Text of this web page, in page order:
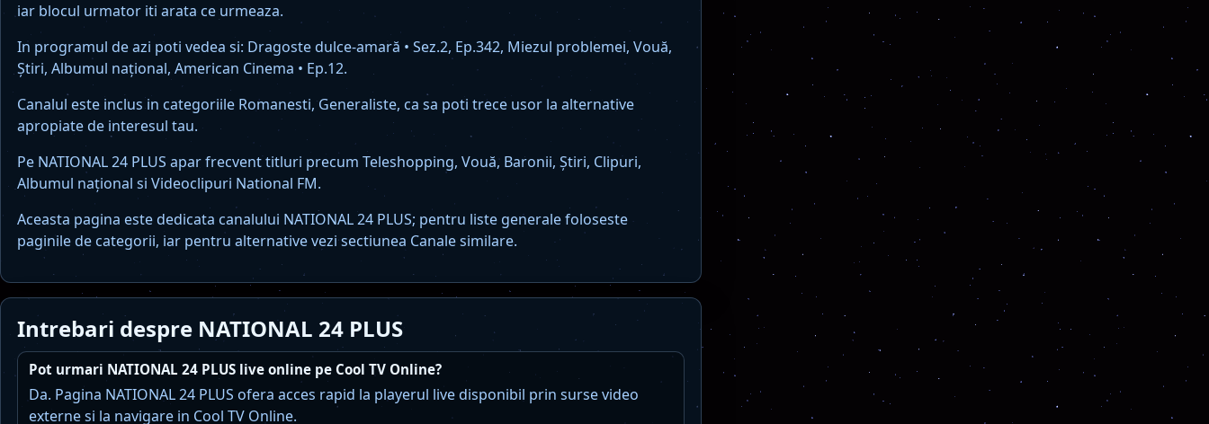
iar blocul urmator iti arata ce urmeaza.
In programul de azi poti vedea si: Dragoste dulce-amară • Sez.2, Ep.342, Miezul problemei, Vouă,
Știri, Albumul naţional, American Cinema • Ep.12.
Canalul este inclus in categoriile Romanesti, Generaliste, ca sa poti trece usor la alternative
apropiate de interesul tau.
Pe NATIONAL 24 PLUS apar frecvent titluri precum Teleshopping, Vouă, Baronii, Știri, Clipuri,
Albumul naţional si Videoclipuri National FM.
Aceasta pagina este dedicata canalului NATIONAL 24 PLUS; pentru liste generale foloseste
paginile de categorii, iar pentru alternative vezi sectiunea Canale similare.
Intrebari despre NATIONAL 24 PLUS
Pot urmari NATIONAL 24 PLUS live online pe Cool TV Online?
Da. Pagina NATIONAL 24 PLUS ofera acces rapid la playerul live disponibil prin surse video
externe si la navigare in Cool TV Online.